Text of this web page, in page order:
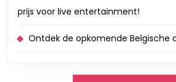
prijs voor live entertainment!
Ontdek de opkomende Belgische